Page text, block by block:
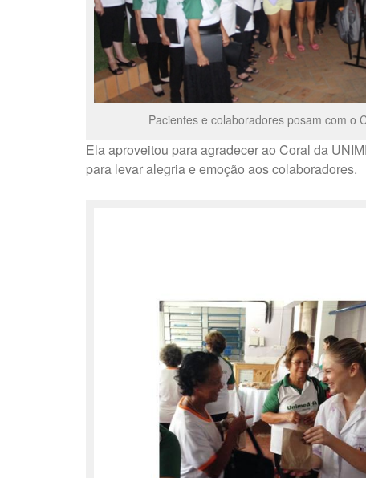
Pacientes e colaboradores posam com o
Ela aproveitou para agradecer ao Coral da
para levar alegria e emoção aos colaboradores.